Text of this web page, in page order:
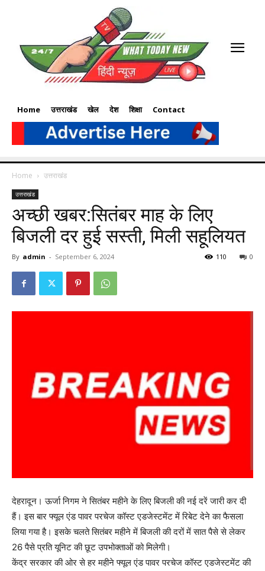
Home उत्तराखंड खेल देश शिक्षा Contact
Home उत्तराखंड
उत्तराखंड
अच्छी खबर:सितंबर माह के लिए
बिजली दर हुई सस्ती, मिली सहूलियत
By admin - September 6, 2024 0
110
देहरादून। ऊर्जा निगम ने सितंबर महीने के लिए बिजली की नई दरें जारी कर दी
हैं। इस बार फ्यूल एंड पावर परचेज कॉस्ट एडजेस्टमेंट में रिबेट देने का फैसला
लिया गया है। इसके चलते सितंबर महीने में बिजली की दरों में सात पैसे से लेकर
26 पैसे प्रति यूनिट की छूट उपभोक्ताओं को मिलेगी।
केंद्र सरकार की ओर से हर महीने फ्यूल एंड पावर परचेज कॉस्ट एडजेस्टमेंट की